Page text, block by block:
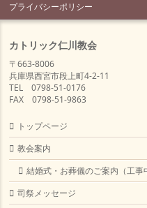
プライバシーポリシー
カトリック仁川教会
〒663-8006
兵庫県西宮市段上町4-2-11
TEL 0798-51-0176
FAX 0798-51-9863
トップページ
教会案内
結婚式・お葬儀のご案内（工事
司祭メッセージ